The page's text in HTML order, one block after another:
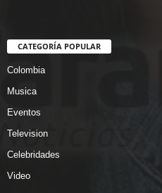
CATEGORÍA POPULAR
Colombia
Musica
Eventos
Television
Celebridades
Video